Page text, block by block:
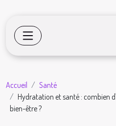
Accueil
Santé
Hydratation et santé : combien
bien-être ?